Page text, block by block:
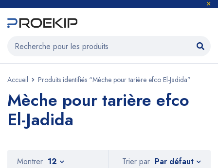
Accueil Produits identifiés “Mèche pour tarière efco El-Jadida”
Mèche pour tarière efco
El-Jadida
Trier par Par défaut
Montrer 12